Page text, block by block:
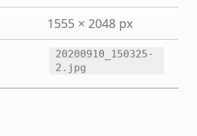
1555 × 2048 px
20200910_150325-
2.jpg